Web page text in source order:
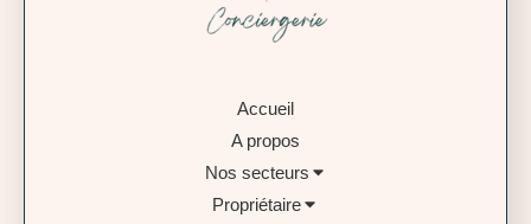
Accueil
A propos
Nos secteurs
Propriétaire